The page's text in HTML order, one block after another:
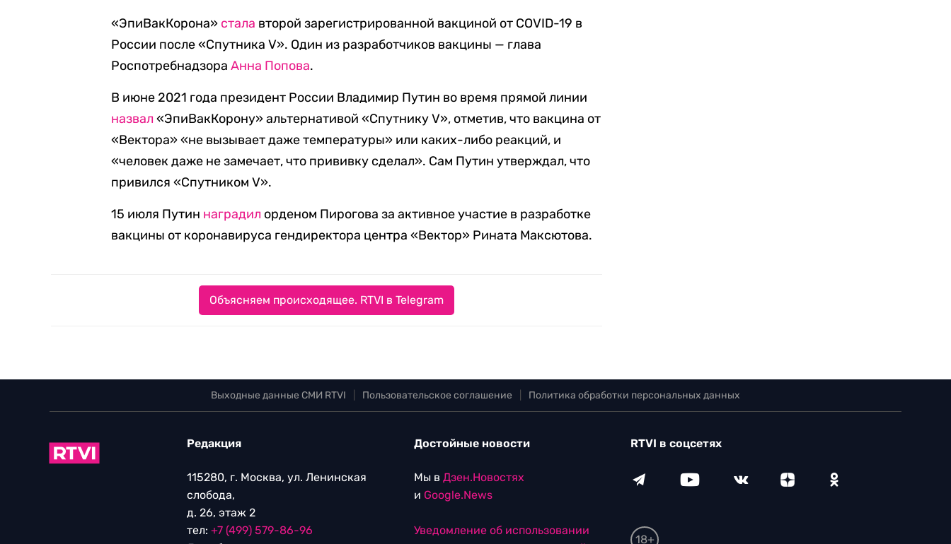
«ЭпиВакКорона» стала второй зарегистрированной вакциной от COVID-19 в
России после «Спутника V». Один из разработчиков вакцины — глава
РоспотребнадзораАнна Попова.
В июне 2021 года президент России Владимир Путин во время прямой линии
назвал «ЭпиВакКорону» альтернативой «Спутнику V», отметив, что вакцина от
«Вектора» «не вызывает даже температуры» или каких-либо реакций, и
«человек даже не замечает, что прививку сделал». Сам Путин утверждал, что
привился «Спутником V».
15 июля Путин наградил орденом Пирогова за активное участие в разработке
вакцины от коронавируса гендиректора центра «Вектор» Рината Максютова.
Объясняем происходящее. RTVI в Telegram
Выходные данные СМИ RTVI Пользовательское соглашение Политика обработки персональных данных
Редакция
115280, г. Москва, ул. Ленинская
слобода,
д. 26, этаж 2
тел: +7 (499) 579-86-96
Достойные новости
Мы в Дзен.Новостях
и Google.News
Уведомление об использовании
RTVI в соцсетях
18+